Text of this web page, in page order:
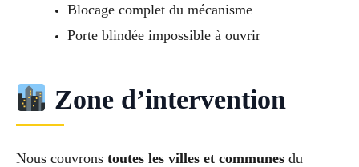
Blocage complet du mécanisme
Porte blindée impossible à ouvrir
Zone d’intervention
Nous couvrons toutes les villes et communes du